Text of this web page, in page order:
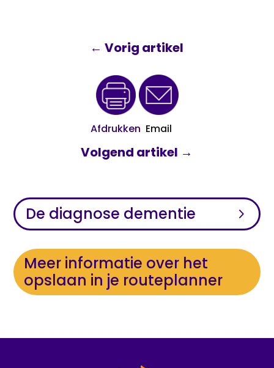
←Vorig artikel
Afdrukken Email
Volgend artikel →
De diagnose dementie
Meer informatie over het
opslaan in je routeplanner